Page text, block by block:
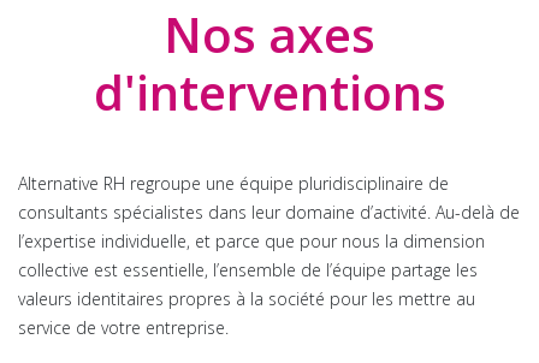
Nos axes
d'interventions
Alternative RH regroupe une équipe pluridisciplinaire de
consultants spécialistes dans leur domaine d’activité. Au-delà de
l’expertise individuelle, et parce que pour nous la dimension
collective est essentielle, l’ensemble de l’équipe partage les
valeurs identitaires propres à la société pour les mettre au
service de votre entreprise.